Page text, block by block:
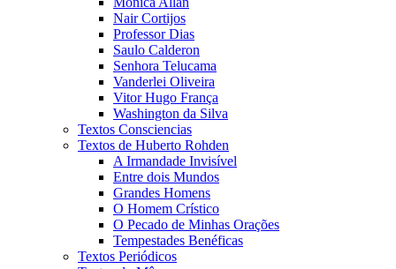
Nair Cortijos
Professor Dias
Saulo Calderon
Senhora Telucama
Vanderlei Oliveira
Vitor Hugo França
Washington da Silva
Textos Consciencias
Textos de Huberto Rohden
A Irmandade Invisível
Entre dois Mundos
Grandes Homens
O Homem Crístico
O Pecado de Minhas Orações
Tempestades Benéficas
Textos Periódicos